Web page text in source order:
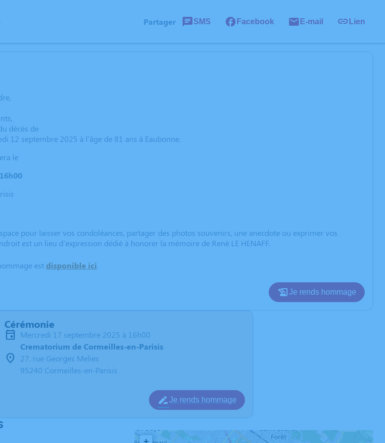
Partager SMS Facebook E-mail Lien
décès de
12 septembre 2025 à l'âge de 81 ans à Eaubonne.
le
pour laisser vos condoléances, partager des photos souvenirs, une anecdote ou exprimer vos
est un lieu d'expression dédié à honorer la mémoire de René LE HENAFF.
estdisponible ici.
Je rends hommage
Cérémonie
mercredi 17 septembre 2025 à 16h00
Crematorium de Cormeilles-en-Parisis
27, rue Georges Melies
95240 Cormeilles-en-Parisis
Je rends hommage